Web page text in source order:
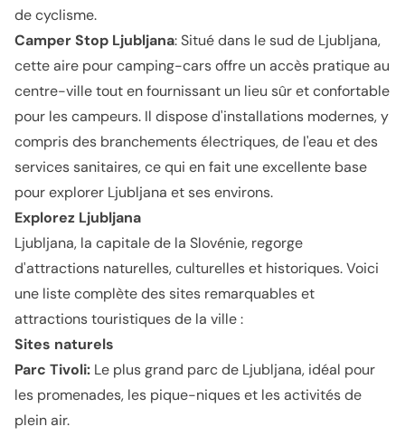
de cyclisme.
Camper Stop Ljubljana: Situé dans le sud de Ljubljana,
cette aire pour camping-cars offre un accès pratique au
centre-ville tout en fournissant un lieu sûr et confortable
pour les campeurs. Il dispose d'installations modernes, y
compris des branchements électriques, de l'eau et des
services sanitaires, ce qui en fait une excellente base
pour explorer Ljubljana et ses environs.
Explorez Ljubljana
Ljubljana, la capitale de la Slovénie, regorge
d'attractions naturelles, culturelles et historiques. Voici
une liste complète des sites remarquables et
attractions touristiques de la ville :
Sites naturels
Parc Tivoli: Le plus grand parc de Ljubljana, idéal pour
les promenades, les pique-niques et les activités de
plein air.